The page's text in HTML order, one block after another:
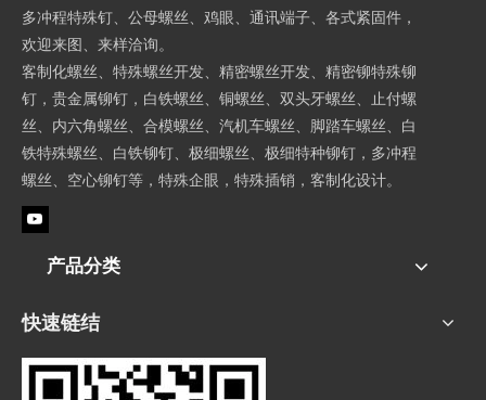
多冲程特殊钉、公母螺丝、鸡眼、通讯端子、各式紧固件，
欢迎来图、来样洽询。
客制化螺丝、特殊螺丝开发、精密螺丝开发、精密铆特殊铆
钉，贵金属铆钉，白铁螺丝、铜螺丝、双头牙螺丝、止付螺
丝、内六角螺丝、合模螺丝、汽机车螺丝、脚踏车螺丝、白
铁特殊螺丝、白铁铆钉、极细螺丝、极细特种铆钉，多冲程
螺丝、空心铆钉等，特殊企眼，特殊插销，客制化设计。
产品分类
快速链结